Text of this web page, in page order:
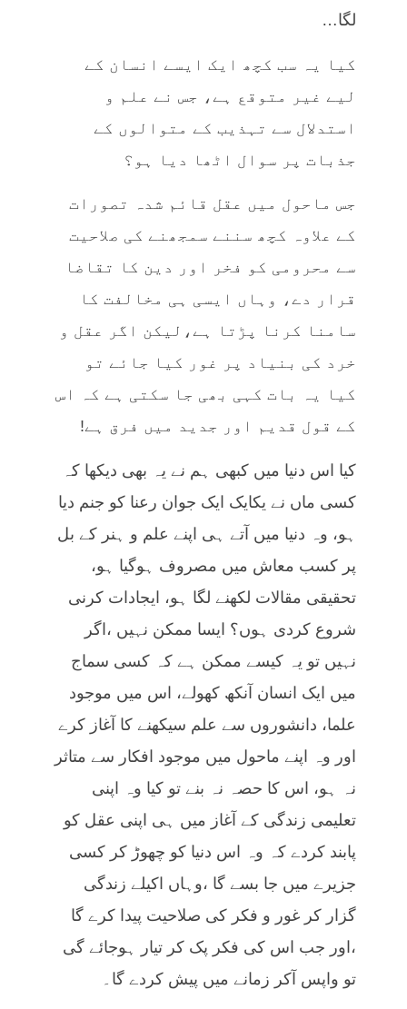
لگا…
کیا یہ سب کچھ ایک ایسے انسان کے
لیے غیر متوقع ہے، جس نے علم و
استدلال سے تہذیب کے متوالوں کے
جذبات پر سوال اٹھا دیا ہو؟
جس ماحول میں عقل قائم شدہ تصورات
کے علاوہ کچھ سننے سمجھنے کی صلاحیت
سے محرومی کو فخر اور دین کا تقاضا
قرار دے، وہاں ایسی ہی مخالفت کا
سامنا کرنا پڑتا ہے،لیکن اگر عقل و
خرد کی بنیاد پر غور کیا جائے تو
کیا یہ بات کہی بھی جا سکتی ہے کہ اس
کے قول قدیم اور جدید میں فرق ہے!
کیا اس دنیا میں کبھی ہم نے یہ بھی دیکھا کہ
کسی ماں نے یکایک ایک جوان رعنا کو جنم دیا
ہو، وہ دنیا میں آتے ہی اپنے علم و ہنر کے بل
پر کسب معاش میں مصروف ہوگیا ہو،
تحقیقی مقالات لکھنے لگا ہو، ایجادات کرنی
شروع کردی ہوں؟ ایسا ممکن نہیں ،اگر
نہیں تو یہ کیسے ممکن ہے کہ کسی سماج
میں ایک انسان آنکھ کھولے، اس میں موجود
علما، دانشوروں سے علم سیکھنے کا آغاز کرے
اور وہ اپنے ماحول میں موجود افکار سے متاثر
نہ ہو، اس کا حصہ نہ بنے تو کیا وہ اپنی
تعلیمی زندگی کے آغاز میں ہی اپنی عقل کو
پابند کردے کہ وہ اس دنیا کو چھوڑ کر کسی
جزیرے میں جا بسے گا ،وہاں اکیلے زندگی
گزار کر غور و فکر کی صلاحیت پیدا کرے گا
،اور جب اس کی فکر پک کر تیار ہوجائے گی
تو واپس آکر زمانے میں پیش کردے گا۔